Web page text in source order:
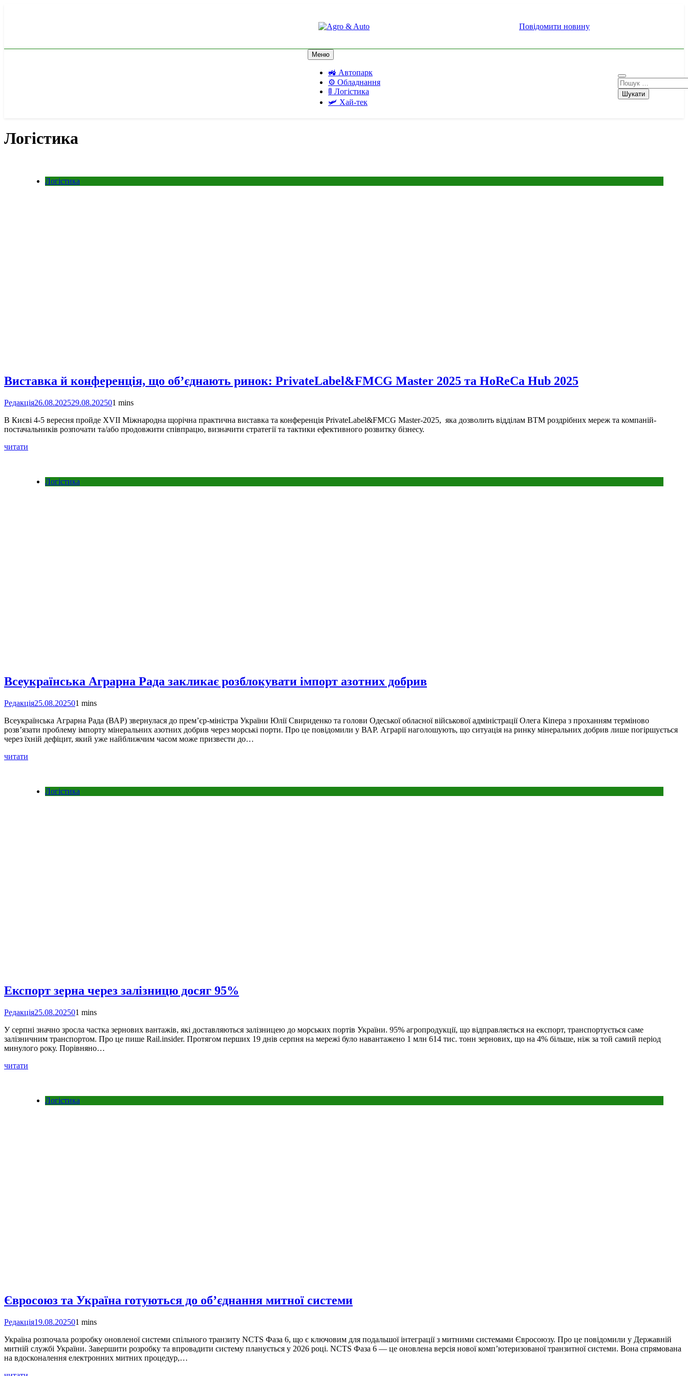
Повідомити новину
Меню
🚜 Автопарк
⚙️ Обладнання
🚦 Логістика
🛩️ Хай-тек
Пошук:
Логістика
Логістика
Виставка й конференція, що об’єднають ринок: PrivateLabel&FMCG Master 2025 та HoReCa Hub 2025
Редакція26.08.202529.08.202501 mins
В Києві 4-5 вересня пройде XVІІ Міжнародна щорічна практична виставка та конференція PrivateLabel&FMCG Master-2025, яка дозволить відділам ВТМ роздрібних мереж та компаній-
постачальників розпочати та/або продовжити співпрацю, визначити стратегії та тактики ефективного розвитку бізнесу.
читати
Логістика
Всеукраїнська Аграрна Рада закликає розблокувати імпорт азотних добрив
Редакція25.08.202501 mins
Всеукраїнська Аграрна Рада (ВАР) звернулася до прем’єр-міністра України Юлії Свириденко та голови Одеської обласної військової адміністрації Олега Кіпера з проханням терміново
розв’язати проблему імпорту мінеральних азотних добрив через морські порти. Про це повідомили у ВАР. Аграрії наголошують, що ситуація на ринку мінеральних добрив лише погіршується
через їхній дефіцит, який уже найближчим часом може призвести до…
читати
Логістика
Експорт зерна через залізницю досяг 95%
Редакція25.08.202501 mins
У серпні значно зросла частка зернових вантажів, які доставляються залізницею до морських портів України. 95% агропродукції, що відправляється на експорт, транспортується саме
залізничним транспортом. Про це пише Rail.insider. Протягом перших 19 днів серпня на мережі було навантажено 1 млн 614 тис. тонн зернових, що на 4% більше, ніж за той самий період
минулого року. Порівняно…
читати
Логістика
Євросоюз та Україна готуються до об’єднання митної системи
Редакція19.08.202501 mins
Україна розпочала розробку оновленої системи спільного транзиту NCTS Фаза 6, що є ключовим для подальшої інтеграції з митними системами Євросоюзу. Про це повідомили у Державній
митній службі України. Завершити розробку та впровадити систему планується у 2026 році. NCTS Фаза 6 — це оновлена версія нової комп’ютеризованої транзитної системи. Вона спрямована
на вдосконалення електронних митних процедур,…